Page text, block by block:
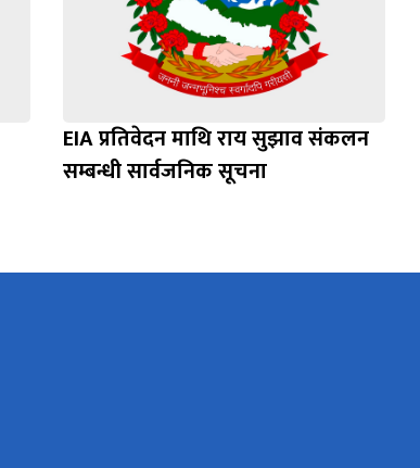
EIA प्रतिवेदन माथि राय सुझाव संकलन
सम्बन्धी सार्वजनिक सूचना